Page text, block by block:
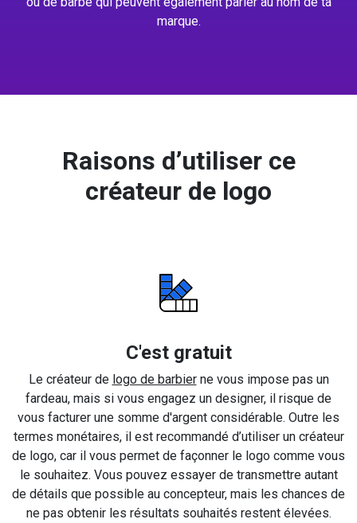
marque.
Raisons d’utiliser ce
créateur de logo
C'est gratuit
Le créateur de logo de barbierne vous impose pas un
fardeau, mais si vous engagez un designer, il risque de
vous facturer une somme d'argent considérable. Outre les
termes monétaires, il est recommandé d’utiliser un créateur
de logo, car il vous permet de façonner le logo comme vous
le souhaitez. Vous pouvez essayer de transmettre autant
de détails que possible au concepteur, mais les chances de
ne pas obtenir les résultats souhaités restent élevées.